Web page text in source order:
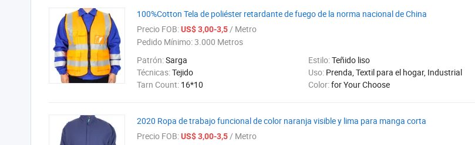
100%Cotton Tela de poliéster retardante de fuego de la norma nacional de China
Precio FOB:US$ 3,00-3,5/ Metro
Pedido Mínimo:3.000 Metros
Patrón:Sarga Estilo:Teñido liso
Técnicas:Tejido Uso: Prenda, Textil para el hogar, Industrial
Tarn Count: 16*10 Color:for Your Choose
2020 Ropa de trabajo funcional de color naranja visible y lima para manga corta
Precio FOB:US$ 3,00-3,5/ Metro